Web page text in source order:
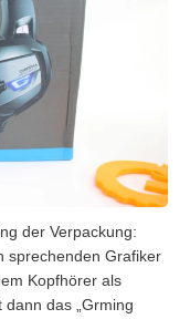
der Verpackung:
sprechenden Grafiker
Kopfhörer als
das „Grming